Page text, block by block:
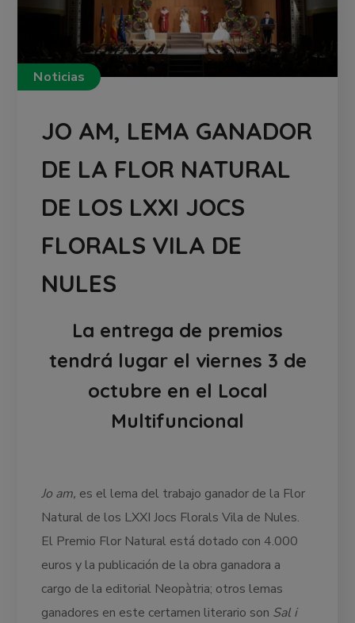
Noticias
JO AM, LEMA GANADOR
DE LA FLOR NATURAL
DE LOS LXXI JOCS
FLORALS VILA DE
NULES
La entrega de premios
tendrá lugar el viernes 3 de
octubre en el Local
Multifuncional
Jo am, es el lema del trabajo ganador de la Flor
Natural de los LXXI Jocs Florals Vila de Nules.
El Premio Flor Natural está dotado con 4.000
euros y la publicación de la obra ganadora a
cargo de la editorial Neopàtria; otros lemas
ganadores en este certamen literario son Sal i